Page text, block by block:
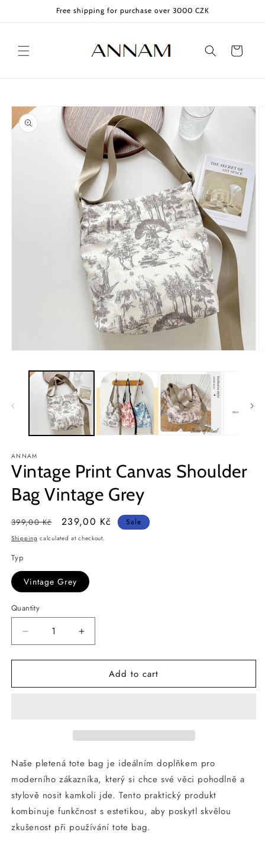
Free shipping for purchase over 3000 CZK
Cart
product
information
ANNAM
Vintage Print Canvas Shoulder
Bag Vintage Grey
Regular
price
399,00 Kč
Sale
price
239,00 Kč Sale
Shipping calculated at checkout.
Typ
Vintage Grey
Quantity
Decrease
quantity
for
Print
Increase
quantity
for
Vintage
Print
Add to cart
Naše pletená tote bag je ideálním doplňkem pro
moderního zákazníka, který si chce své věci pohodlně a
stylově nosit kamkoli jde. Tento praktický produkt
kombinuje funkčnost s estetikou, aby poskytl skvělou
zkušenost při používání tote bag.